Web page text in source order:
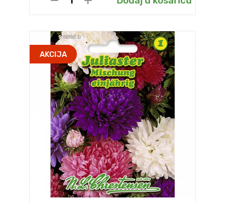
AKCIJA